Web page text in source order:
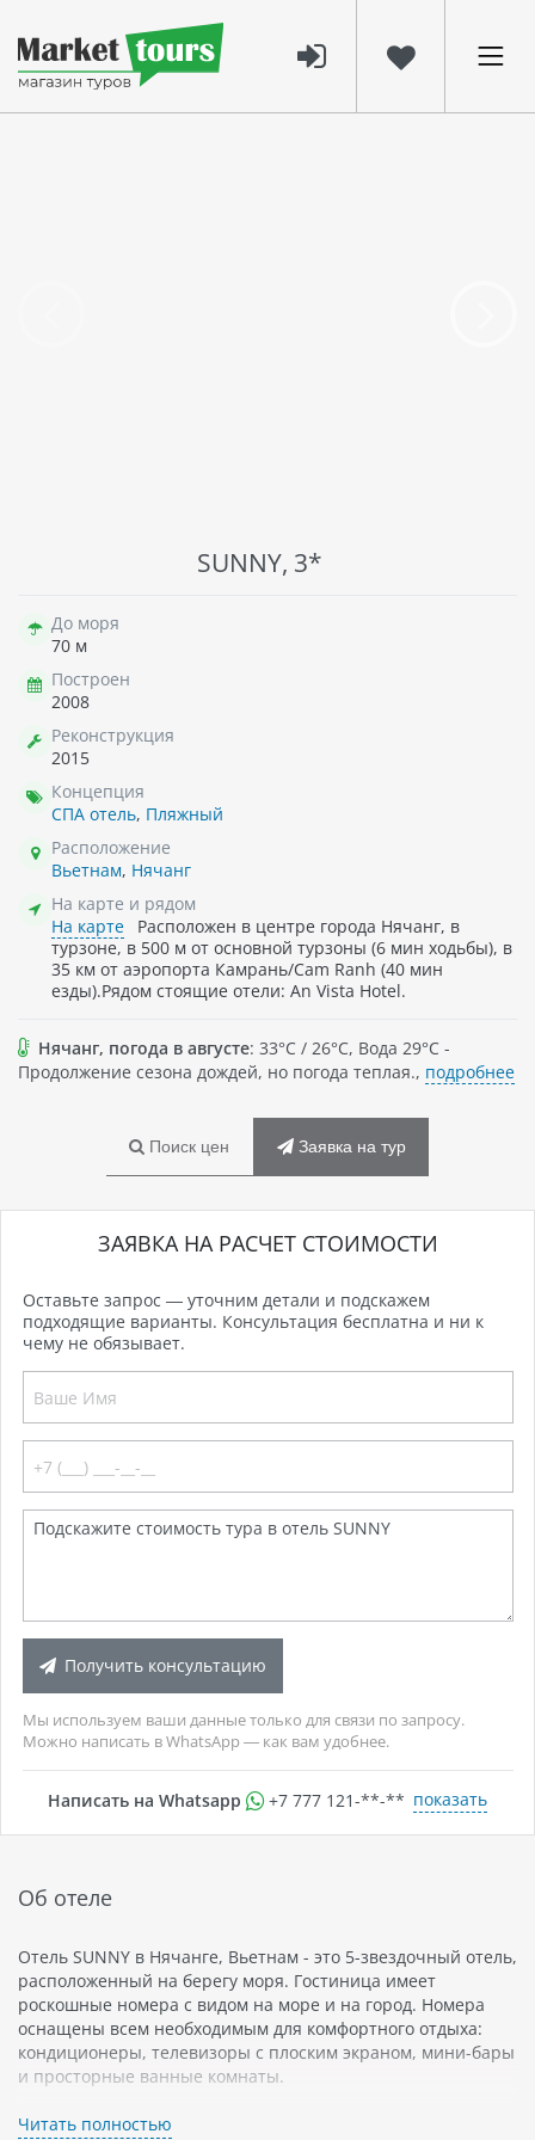
SUNNY, 3*
До моря
70 м
Построен
2008
Реконструкция
2015
Концепция
СПА отель, Пляжный
Расположение
Вьетнам, Нячанг
На карте и рядом
На карте
Расположен в центре города Нячанг, в
турзоне, в 500 м от основной турзоны (6 мин ходьбы), в
35 км от аэропорта Камрань/Cam Ranh (40 мин
езды).Рядом стоящие отели: An Vista Hotel.
Нячанг, погода в августе: 33°C / 26°C, Вода 29°C -
Продолжение сезона дождей, но погода теплая., подробнее
Поиск цен Заявка на тур
ЗАЯВКА НА РАСЧЕТ СТОИМОСТИ
Оставьте запрос — уточним детали и подскажем
подходящие варианты. Консультация бесплатна и ни к
чему не обязывает.
Получить консультацию
Мы используем ваши данные только для связи по запросу.
Можно написать в WhatsApp — как вам удобнее.
Написать на Whatsapp +7 777 121-**-** показать
Об отеле
Отель SUNNY в Нячанге, Вьетнам - это 5-звездочный отель,
расположенный на берегу моря. Гостиница имеет
роскошные номера с видом на море и на город. Номера
оснащены всем необходимым для комфортного отдыха:
кондиционеры, телевизоры с плоским экраном, мини-бары
и просторные ванные комнаты.
SUNNY - это идеальное место для спокойного и
Читать полностью